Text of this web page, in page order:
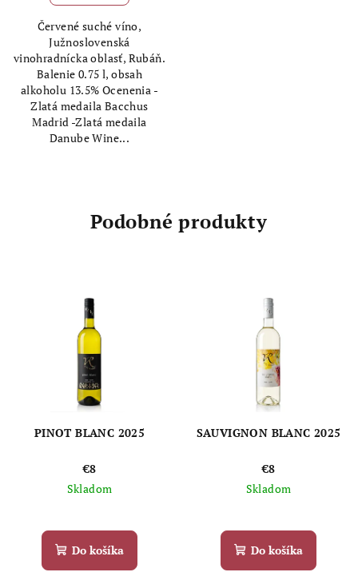
Červené suché víno,
Južnoslovenská
vinohradnícka oblasť, Rubáň.
Balenie 0.75 l, obsah
alkoholu 13.5% Ocenenia -
Zlatá medaila Bacchus
Madrid -Zlatá medaila
Danube Wine...
Podobné produkty
PINOT BLANC 2025
€8
Skladom
hodnotenie
produktu
Do košíka
SAUVIGNON BLANC 2025
€8
Skladom
hodnotenie
produktu
Do košíka